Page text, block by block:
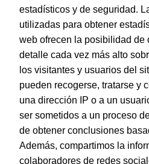
Dohe – Archivador Archicolor
EAN: 8421938094107
© Dohe - Camino
28970 • Humanes de
estadísticos y de seguridad.
utilizadas para obtener
web ofrecen la posibilidad de
detalle cada vez más alto
los visitantes y usuarios del
pueden recogerse, tratarse y
una dirección IP o a un
ser sometidos a un proceso
de obtener conclusiones
Además, compartimos la
colaboradores de redes